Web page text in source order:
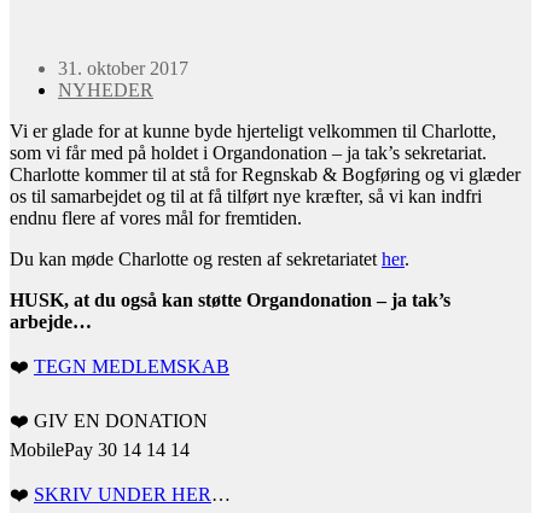
31. oktober 2017
NYHEDER
Vi er glade for at kunne byde hjerteligt velkommen til Charlotte,
som vi får med på holdet i Organdonation – ja tak’s sekretariat.
Charlotte kommer til at stå for Regnskab & Bogføring og vi glæder
os til samarbejdet og til at få tilført nye kræfter, så vi kan indfri
endnu flere af vores mål for fremtiden.
Du kan møde Charlotte og resten af sekretariatet her.
HUSK, at du også kan støtte Organdonation – ja tak’s
arbejde…
❤️ TEGN MEDLEMSKAB
❤️ GIV EN DONATION
MobilePay 30 14 14 14
❤️ SKRIV UNDER HER…